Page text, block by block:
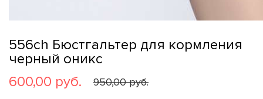
556ch Бюстгальтер для кормления
черный оникс
600,00 руб.
950,00 руб.